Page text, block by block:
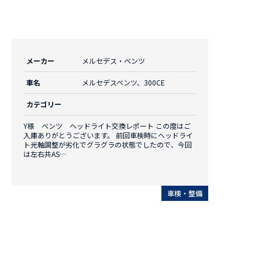
メーカー メルセデス・ベンツ
車名 メルセデスベンツ、300CE
カテゴリー
Y様 ベンツ ヘッドライト交換レポート この度はご
入庫ありがとうございます。 前回車検時にヘッドライ
ト光軸調整が劣化でグラグラの状態でしたので、今回
は左右共AS…
車検・整備